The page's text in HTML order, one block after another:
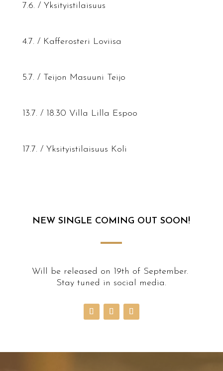
7.6. / Yksityistilaisuus
4.7. / Kafferosteri Loviisa
5.7. / Teijon Masuuni Teijo
13.7. / 18.30 Villa Lilla Espoo
17.7. / Yksityistilaisuus Koli
NEW SINGLE COMING OUT SOON!
Will be released on 19th of September.
Stay tuned in social media.